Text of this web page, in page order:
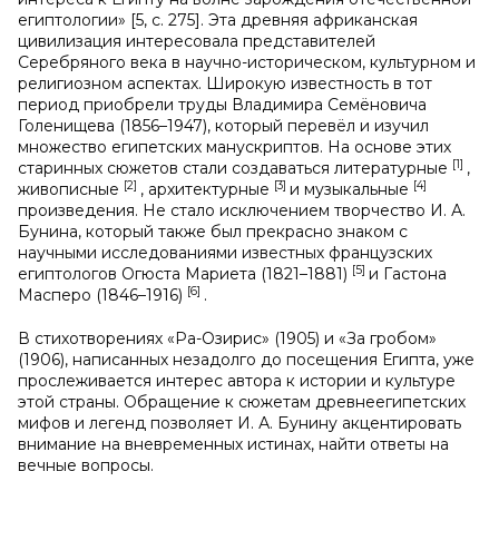
египтологии» [5, с. 275]. Эта древняя африканская
цивилизация интересовала представителей
Серебряного века в научно-историческом, культурном и
религиозном аспектах. Широкую известность в тот
период приобрели труды Владимира Семёновича
Голенищева (1856–1947), который перевёл и изучил
множество египетских манускриптов. На основе этих
старинных сюжетов стали создаваться литературные [1] ,
живописные [2] , архитектурные [3] и музыкальные [4]
произведения. Не стало исключением творчество И. А.
Бунина, который также был прекрасно знаком с
научными исследованиями известных французских
египтологов Огюста Мариета (1821–1881) [5] и Гастона
Масперо (1846–1916) [6] .
В стихотворениях «Ра-Озирис» (1905) и «За гробом»
(1906), написанных незадолго до посещения Египта, уже
прослеживается интерес автора к истории и культуре
этой страны. Обращение к сюжетам древнеегипетских
мифов и легенд позволяет И. А. Бунину акцентировать
внимание на вневременных истинах, найти ответы на
вечные вопросы.